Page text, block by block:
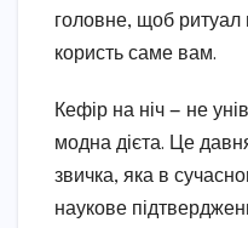
головне, щоб ритуал
користь саме вам.
Кефір на ніч — не
модна дієта. Це
звичка, яка в
наукове